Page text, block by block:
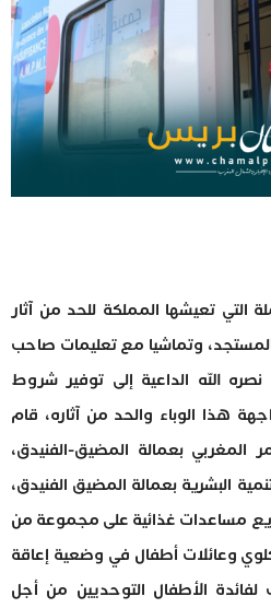
التي تعيشها المملكة للحد من آثار
وتماشيا مع تعليمات صاحب
الله الداعية إلى توفير شروط
هذا الوباء والحد من آثاره، قام
المغربي بعمالة المضيق-الفنيدق،
البشرية بعمالة المضيق الفنيدق،
بتوزيع مساعدات غذائية على مجموعة من
وعائلات أطفال في وضعية إعاقة
لفائدة الأطفال التوحديين من أجل